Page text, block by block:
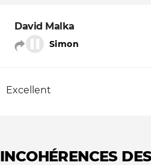
David Malka
Simon
Excellent
INCOHÉRENCES